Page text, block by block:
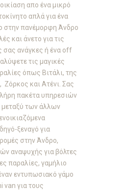
απο ένα μικρό
απλά για ένα
στηνπανέμορφη Άνδρο
και άνετο για τις
σας ανάγκες ή ένα off
τις μαγικές
όπως Βιτάλι, της
Ζόρκος και Ατένι . Σας
πακέτα υπηρεσιών
μεταξύ των άλλων
ενοικιαζόμενα
ξεναγό για
στην Άνδρο,
αναψυχής για βόλτες
παραλίες, γαμήλιο
εντυπωσιακό γάμο
van για τους